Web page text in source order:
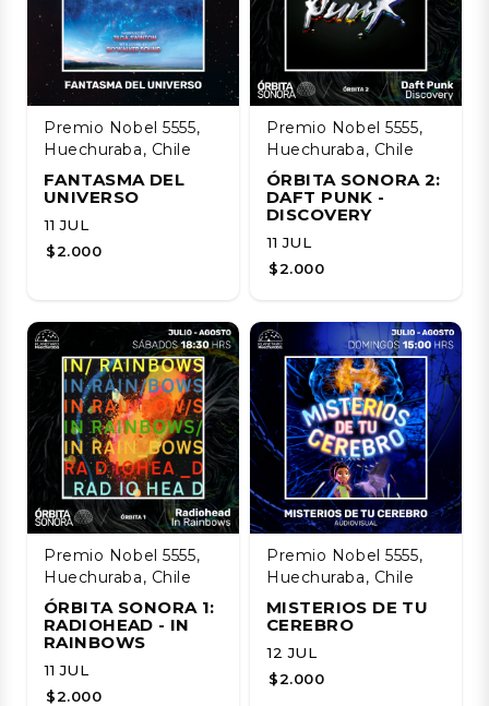
Premio Nobel 5555,
Huechuraba, Chile
FANTASMA DEL
UNIVERSO
11 JUL
$2.000
Premio Nobel 5555,
Huechuraba, Chile
ÓRBITA SONORA 2:
DAFT PUNK -
DISCOVERY
11 JUL
$2.000
Premio Nobel 5555,
Huechuraba, Chile
ÓRBITA SONORA 1:
RADIOHEAD - IN
RAINBOWS
11 JUL
$2.000
Premio Nobel 5555,
Huechuraba, Chile
MISTERIOS DE TU
CEREBRO
12 JUL
$2.000